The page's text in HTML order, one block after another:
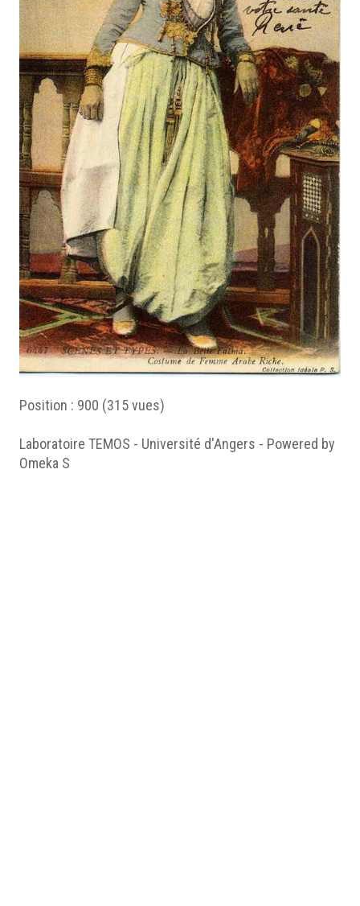
Position : 900 (315vues)
Laboratoire TEMOS - Université d'Angers - Powered by
Omeka S